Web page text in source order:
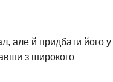
але й придбати його у
з широкого